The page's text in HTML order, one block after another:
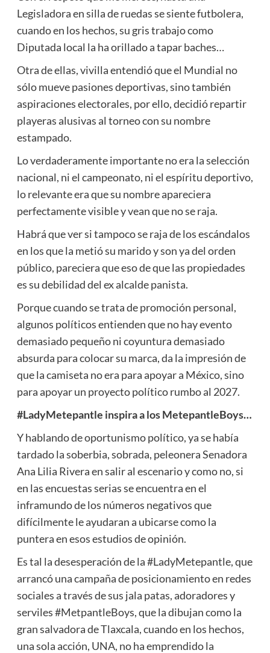
Legisladora en silla de ruedas se siente futbolera,
cuando en los hechos, su gris trabajo como
Diputada local la ha orillado a tapar baches…
Otra de ellas, vivilla entendió que el Mundial no
sólo mueve pasiones deportivas, sino también
aspiraciones electorales, por ello, decidió repartir
playeras alusivas al torneo con su nombre
estampado.
Lo verdaderamente importante no era la selección
nacional, ni el campeonato, ni el espíritu deportivo,
lo relevante era que su nombre apareciera
perfectamente visible y vean que no se raja.
Habrá que ver si tampoco se raja de los escándalos
en los que la metió su marido y son ya del orden
público, pareciera que eso de que las propiedades
es su debilidad del ex alcalde panista.
Porque cuando se trata de promoción personal,
algunos políticos entienden que no hay evento
demasiado pequeño ni coyuntura demasiado
absurda para colocar su marca, da la impresión de
que la camiseta no era para apoyar a México, sino
para apoyar un proyecto político rumbo al 2027.
#LadyMetepantle inspira a los MetepantleBoys…
Y hablando de oportunismo político, ya se había
tardado la soberbia, sobrada, peleonera Senadora
Ana Lilia Rivera en salir al escenario y como no, si
en las encuestas serias se encuentra en el
inframundo de los números negativos que
difícilmente le ayudaran a ubicarse como la
puntera en esos estudios de opinión.
Es tal la desesperación de la #LadyMetepantle, que
arrancó una campaña de posicionamiento en redes
sociales a través de sus jala patas, adoradores y
serviles #MetpantleBoys, que la dibujan como la
gran salvadora de Tlaxcala, cuando en los hechos,
una sola acción, UNA, no ha emprendido la